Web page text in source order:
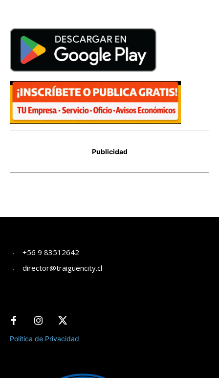
+56 9 83512642
director@traiguencity.cl
Política de Privacidad